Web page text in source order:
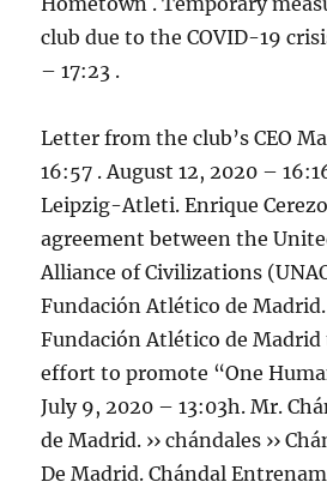
club due to the COVID-19
– 17:23 .
Letter from the club’s CEO
16:57 . August 12, 2020 –
Leipzig-Atleti. Enrique
agreement between the
Alliance of Civilizations
Fundación Atlético de Madrid.
Fundación Atlético de Madrid
effort to promote “One
July 9, 2020 – 13:03h. Mr.
de Madrid. ›› chándales ››
De Madrid. Chándal